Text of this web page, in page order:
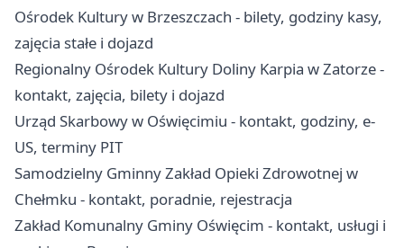
Ośrodek Kultury w Brzeszczach - bilety, godziny kasy,
zajęcia stałe i dojazd
Regionalny Ośrodek Kultury Doliny Karpia w Zatorze -
kontakt, zajęcia, bilety i dojazd
Urząd Skarbowy w Oświęcimiu - kontakt, godziny, e-
US, terminy PIT
Samodzielny Gminny Zakład Opieki Zdrowotnej w
Chełmku - kontakt, poradnie, rejestracja
Zakład Komunalny Gminy Oświęcim - kontakt, usługi i